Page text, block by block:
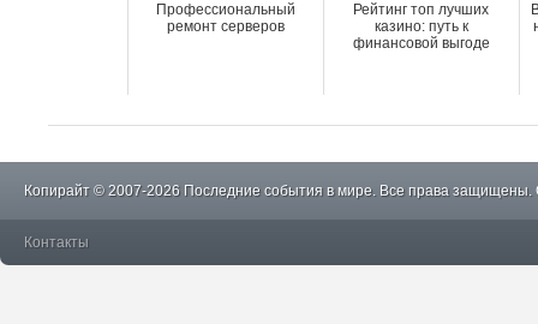
Профессиональный
ремонт серверов
Рейтинг топ лучших
казино: путь к
финансовой выгоде
Копирайт © 2007-2026 Последние события в мире. Все права защищены.
Контакты